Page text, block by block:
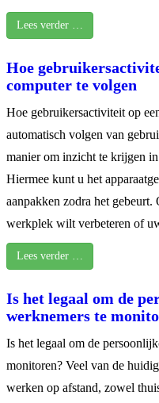
Lees verder …
Hoe
computer te volgen
Hoe gebruikersactiviteit op
automatisch volgen van
manier om inzicht te krijgen
Hiermee kunt u het
aanpakken zodra het
werkplek wilt verbeteren of
Lees verder …
Is het legaal om de
werknemers te
Is het legaal om de
monitoren? Veel van de
werken op afstand, zowel